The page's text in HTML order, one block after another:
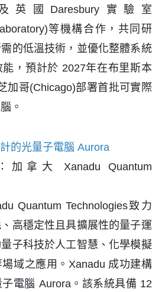
及英國Daresbury實驗室
等機構合作，共同研
的低溫技術，並優化整體系統
，預計於 2027年在布里斯本
加哥(Chicago)部署首批可實際
。
的光量子電腦 Aurora
加拿大 Xanadu Quantum
Quantum Technologies致力
高穩定性且具擴展性的量子運
子科技於人工智慧、化學模擬
域之應用。Xanadu 成功建構
電腦 Aurora。該系統具備 12